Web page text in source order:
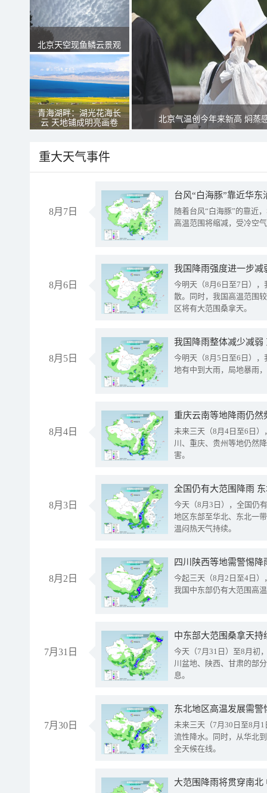
北京天空现鱼鳞云景观
青海湖畔：湖光花海长
云 天地铺成明亮画卷
北京气温创今年来新高 焖蒸
重大天气事件
8月7日
台风“白海豚”靠近华
随着台风“白海豚”的靠近
高温范围将缩减，受冷空
8月6日
今明天（8月6日至7日）
散。同时，我国高温范围
区将有大范围桑拿天。
8月5日
我国降雨整体减少减弱
今明天（8月5日至6日）
地有中到大雨，局地暴雨
8月4日
重庆云南等地降雨仍然
未来三天（8月4日至6日
川、重庆、贵州等地仍然
害。
8月3日
全国仍有大范围降雨
今天（8月3日），全国仍
地区东部至华北、东北一
温闷热天气持续。
8月2日
今起三天（8月2日至4日
我国中东部仍有大范围高
7月31日
中东部大范围桑拿天
今天（7月31日）至8月初
川盆地、陕西、甘肃的部
息。
7月30日
东北地区高温发展需
未来三天（7月30日至8月
流性降水。同时，从华北
全天候在线。
大范围降雨将贯穿南